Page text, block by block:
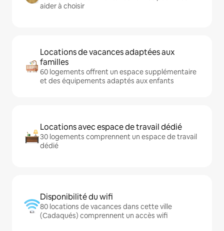
aider à choisir
Locations de vacances adaptées aux
familles
60 logements offrent un espace supplémentaire
et des équipements adaptés aux enfants
Locations avec espace de travail dédié
30 logements comprennent un espace de travail
dédié
Disponibilité du wifi
80 locations de vacances dans cette ville
(Cadaqués) comprennent un accès wifi